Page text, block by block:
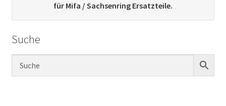
Kontakt
Sachs Ersatzteile
für Mifa / Sachsenring Ersatzteile.
Suche